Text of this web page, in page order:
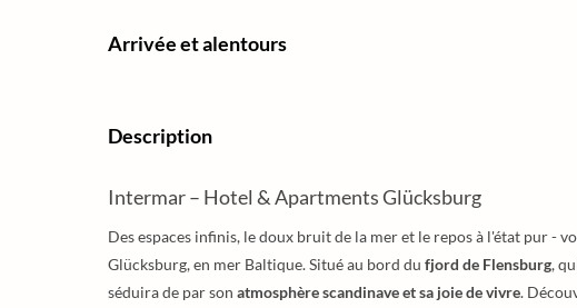
Arrivée et alentours
Description
Intermar – Hotel & Apartments Glücksburg
Des espaces infinis, le doux bruit de la mer et le repos à l'état pur -
Glücksburg, en mer Baltique. Situé au bord du fjord de Flensburg,
séduira de par son atmosphère scandinave et sa joie de vivre.